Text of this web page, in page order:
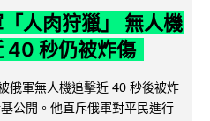
人肉狩獵」 無人機
40 秒仍被炸傷
俄軍無人機追擊近 40 秒後被炸
公開。他直斥俄軍對平民進行